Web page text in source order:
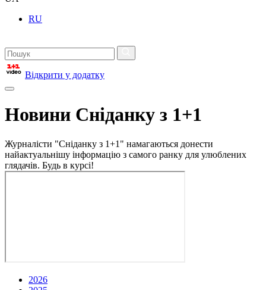
RU
Відкрити у додатку
Новини Сніданку з 1+1
Журналісти "Сніданку з 1+1" намагаються донести
найактуальнішу інформацію з самого ранку для улюблених
глядачів. Будь в курсі!
2026